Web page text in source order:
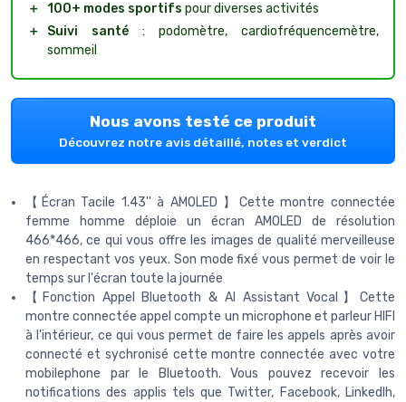
＋ 100+ modes sportifs pour diverses activités
＋
Suivi santé : podomètre, cardiofréquencemètre,
sommeil
Nous avons testé ce produit
Découvrez notre avis détaillé, notes et verdict
【Écran Tacile 1.43'' à AMOLED 】Cette montre connectée
femme homme déploie un écran AMOLED de résolution
466*466, ce qui vous offre les images de qualité merveilleuse
en respectant vos yeux. Son mode fixé vous permet de voir le
temps sur l'écran toute la journée
【Fonction Appel Bluetooth & AI Assistant Vocal】Cette
montre connectée appel compte un microphone et parleur HIFI
à l'intérieur, ce qui vous permet de faire les appels après avoir
connecté et sychronisé cette montre connectée avec votre
mobilephone par le Bluetooth. Vous pouvez recevoir les
notifications des applis tels que Twitter, Facebook, Linkedlh,